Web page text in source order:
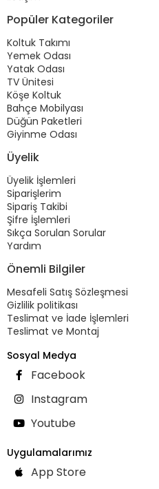
Popüler Kategoriler
Koltuk Takımı
Yemek Odası
Yatak Odası
TV Ünitesi
Köşe Koltuk
Bahçe Mobilyası
Düğün Paketleri
Giyinme Odası
Üyelik
Üyelik İşlemleri
Siparişlerim
Sipariş Takibi
Şifre İşlemleri
Sıkça Sorulan Sorular
Yardım
Önemli Bilgiler
Mesafeli Satış Sözleşmesi
Gizlilik politikası
Teslimat ve İade İşlemleri
Teslimat ve Montaj
Sosyal Medya
Facebook
Instagram
Youtube
Uygulamalarımız
App Store